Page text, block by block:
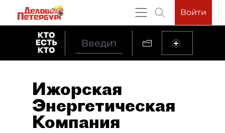
Войти
Ижорская
Энергетическая
Компания